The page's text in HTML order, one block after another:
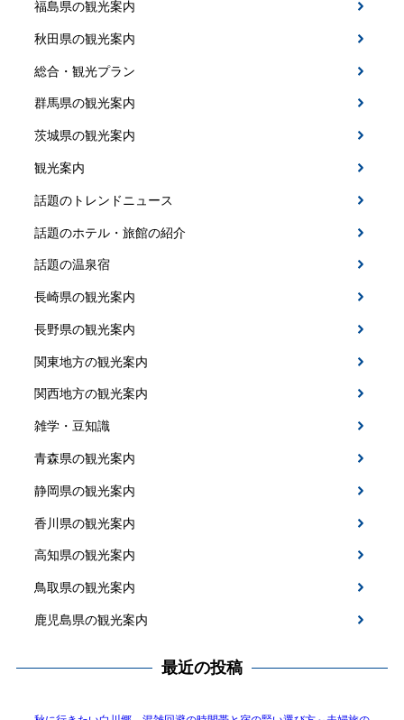
福島県の観光案内
秋田県の観光案内
総合・観光プラン
群馬県の観光案内
茨城県の観光案内
観光案内
話題のトレンドニュース
話題のホテル・旅館の紹介
話題の温泉宿
長崎県の観光案内
長野県の観光案内
関東地方の観光案内
関西地方の観光案内
雑学・豆知識
青森県の観光案内
静岡県の観光案内
香川県の観光案内
高知県の観光案内
鳥取県の観光案内
鹿児島県の観光案内
最近の投稿